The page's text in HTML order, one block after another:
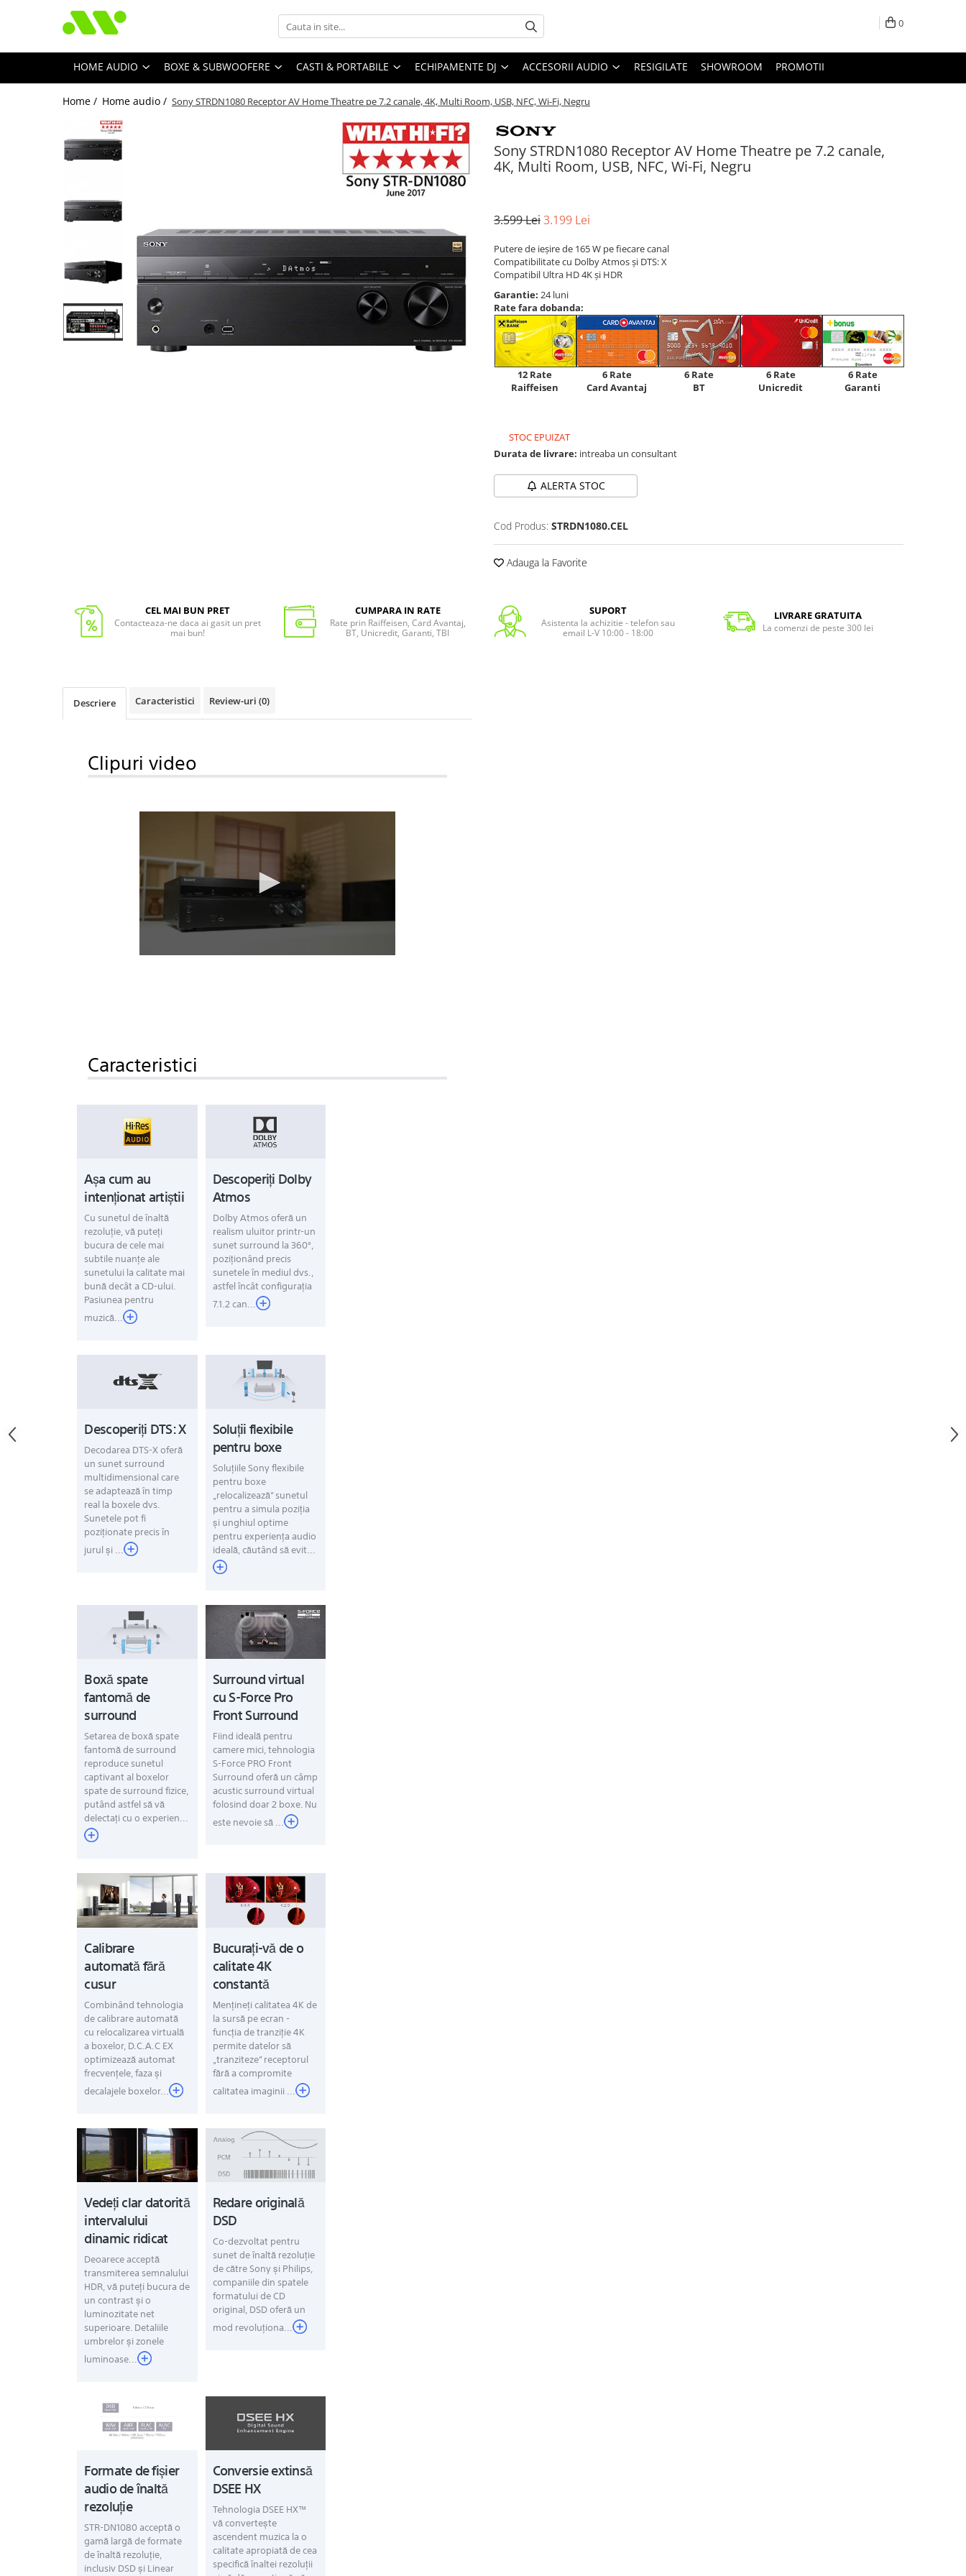
0
HOME AUDIO BOXE & SUBWOOFERE CASTI & PORTABILE ECHIPAMENTE DJ ACCESORII AUDIO RESIGILATE SHOWROOM PROMOTII
Home / Home audio / Sony STRDN1080 Receptor AV Home Theatre pe 7.2 canale, 4K, Multi Room, USB, NFC, Wi-Fi, Negru
Sony STRDN1080 Receptor AV Home Theatre pe 7.2 canale,
4K, Multi Room, USB, NFC, Wi-Fi, Negru
3.599 Lei3.199 Lei
Putere de ieşire de 165 W pe fiecare canal
Compatibilitate cu Dolby Atmos și DTS: X
Compatibil Ultra HD 4K şi HDR
Garantie: 24 luni
Rate fara dobanda:
12 Rate
Raiffeisen
6 Rate
Card Avantaj
6 Rate
BT
6 Rate
Unicredit
6 Rate
Garanti
STOC EPUIZAT
Durata de livrare: intreaba un consultant
ALERTA STOC
Cod Produs: STRDN1080.CEL
Adauga la Favorite
CEL MAI BUN PRET
Contacteaza-ne daca ai gasit un pret
mai bun!
CUMPARA IN RATE
Rate prin Raiffeisen, Card Avantaj,
BT, Unicredit, Garanti, TBI
SUPORT
Asistenta la achizitie - telefon sau
email L-V 10:00 - 18:00
LIVRARE GRATUITA
La comenzi de peste 300 lei
Descriere Caracteristici Review-uri (0)
Clipuri video
Caracteristici
Aşa cum au
intenţionat artiştii
Cu sunetul de înaltă
rezoluție, vă puteți
bucura de cele mai
subtile nuanțe ale
sunetului la calitate mai
bună decât a CD-ului.
Pasiunea pentru
muzică...
Descoperiți Dolby
Atmos
Dolby Atmos oferă un
realism uluitor printr-un
sunet surround la 360°,
poziționând precis
sunetele în mediul dvs.,
astfel încât configurația
7.1.2 can...
Descoperiți DTS: X
Decodarea DTS-X oferă
un sunet surround
multidimensional care
se adaptează în timp
real la boxele dvs.
Sunetele pot fi
poziționate precis în
jurul și ...
Soluții flexibile
pentru boxe
Soluțiile Sony flexibile
pentru boxe
„relocalizează” sunetul
pentru a simula poziția
și unghiul optime
pentru experiența audio
ideală, căutând să evit...
Boxă spate
fantomă de
surround
Setarea de boxă spate
fantomă de surround
reproduce sunetul
captivant al boxelor
spate de surround fizice,
putând astfel să vă
delectați cu o experien...
Surround virtual
cu S-Force Pro
Front Surround
Fiind ideală pentru
camere mici, tehnologia
S-Force PRO Front
Surround oferă un câmp
acustic surround virtual
folosind doar 2 boxe. Nu
este nevoie să ...
Calibrare
automată fără
cusur
Combinând tehnologia
de calibrare automată
cu relocalizarea virtuală
a boxelor, D.C.A.C EX
optimizează automat
frecvențele, faza și
decalajele boxelor...
Bucurați-vă de o
calitate 4K
constantă
Mențineți calitatea 4K de
la sursă pe ecran -
funcția de tranziție 4K
permite datelor să
„tranziteze” receptorul
fără a compromite
calitatea imaginii ...
Vedeți clar datorită
intervalului
dinamic ridicat
Deoarece acceptă
transmiterea semnalului
HDR, vă puteți bucura de
un contrast și o
luminozitate net
superioare. Detaliile
umbrelor și zonele
luminoase...
Redare originală
DSD
Co-dezvoltat pentru
sunet de înaltă rezoluţie
de către Sony şi Philips,
companiile din spatele
formatului de CD
original, DSD oferă un
mod revoluţiona...
Formate de fişier
audio de înaltă
rezoluţie
STR-DN1080 acceptă o
gamă largă de formate
de înaltă rezoluție,
inclusiv DSD și Linear
Conversie extinsă
DSEE HX
Tehnologia DSEE HX™
vă convertește
ascendent muzica la o
calitate apropiată de cea
specifică înaltei rezoluții